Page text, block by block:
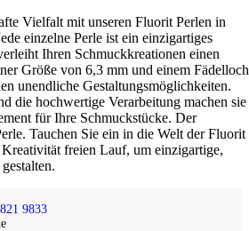
Vielfalt mit unseren Fluorit Perlen in
einzelne Perle ist ein einzigartiges
Ihren Schmuckkreationen einen
Größe von 6,3 mm und einem Fädelloch
unendliche Gestaltungsmöglichkeiten.
die hochwertige Verarbeitung machen sie
für Ihre Schmuckstücke. Der
Tauchen Sie ein in die Welt der Fluorit
freien Lauf, um einzigartige,
9833